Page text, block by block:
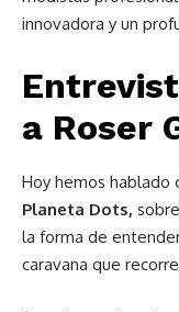
innovadora y un
a Roser
Hoy hemos hablado
Planeta Dots,
la forma de
caravana que